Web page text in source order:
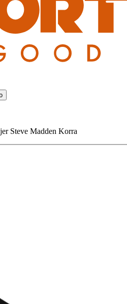
Steve Madden Korra